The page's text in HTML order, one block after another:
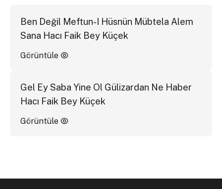
Ben Değil Meftun-I Hüsnün Mübtela Alem
Sana Hacı Faik Bey Küçek
Görüntüle
Gel Ey Saba Yine Ol Gülizardan Ne Haber
Hacı Faik Bey Küçek
Görüntüle